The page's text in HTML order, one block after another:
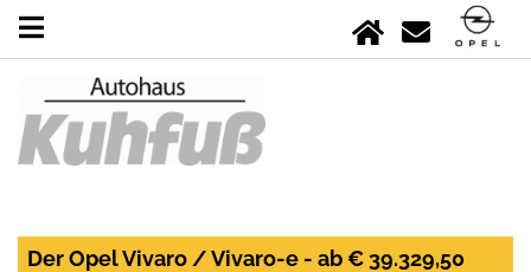
Der Opel Vivaro / Vivaro-e - ab € 39.329,50